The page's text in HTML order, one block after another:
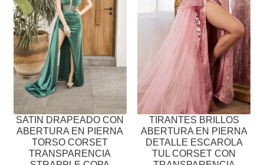
SATIN DRAPEADO CON
ABERTURA EN PIERNA
TORSO CORSET
TRANSPARENCIA
LAS
OPCIONES
SE
PUEDEN
ELEGIR
EN
LA
PÁGINA
DE
PRODUCTO
TIRANTES BRILLOS
ABERTURA EN PIERNA
DETALLE ESCAROLA
TUL CORSET CON
OPCIONES
PUEDEN
LA
PÁGINA
PRODUCTO